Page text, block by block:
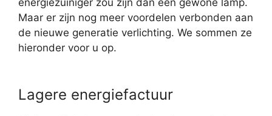
energiezuiniger zou zijn dan een gewone lamp.
Maar er zijn nog meer voordelen verbonden aan
de nieuwe generatie verlichting. We sommen ze
hieronder voor u op.
Lagere energiefactuur